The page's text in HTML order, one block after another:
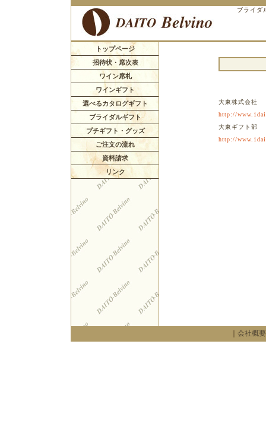
ブライダ
トップページ
招待状・席次表
ワイン席札
ワインギフト
選べるカタログギフト
ブライダルギフト
プチギフト・グッズ
ご注文の流れ
資料請求
リンク
大東株式会社
http://
大東ギフト部
http://
会社概要